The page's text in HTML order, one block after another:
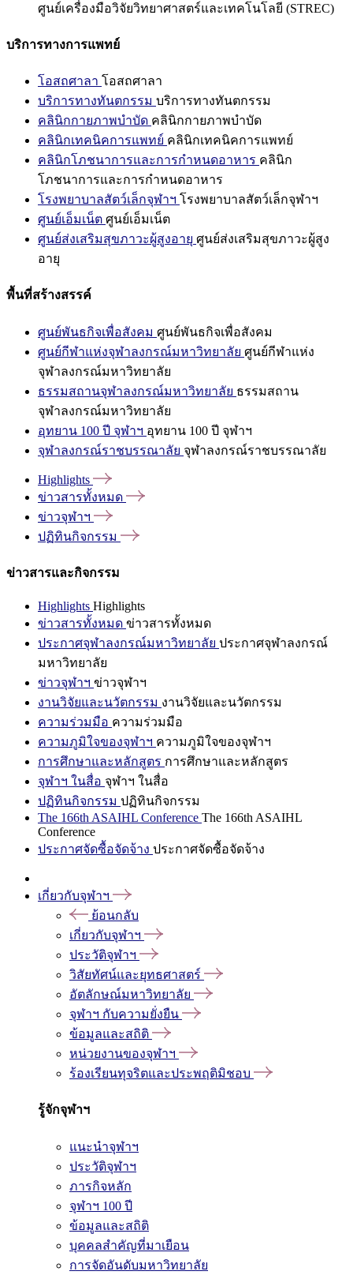
ศูนย์เครื่องมือวิจัยวิทยาศาสตร์และเทคโนโลยี (STREC)
บริการทางการแพทย์
โอสถศาลา โอสถศาลา
บริการทางทันตกรรม บริการทางทันตกรรม
คลินิกกายภาพบำบัด คลินิกกายภาพบำบัด
คลินิกเทคนิคการแพทย์ คลินิกเทคนิคการแพทย์
คลินิกโภชนาการและการกำหนดอาหาร คลินิก
โภชนาการและการกำหนดอาหาร
โรงพยาบาลสัตว์เล็กจุฬาฯ โรงพยาบาลสัตว์เล็กจุฬาฯ
ศูนย์เอ็มเน็ต ศูนย์เอ็มเน็ต
ศูนย์ส่งเสริมสุขภาวะผู้สูงอายุ ศูนย์ส่งเสริมสุขภาวะผู้สูง
อายุ
พื้นที่สร้างสรรค์
ศูนย์พันธกิจเพื่อสังคม ศูนย์พันธกิจเพื่อสังคม
ศูนย์กีฬาแห่งจุฬาลงกรณ์มหาวิทยาลัย ศูนย์กีฬาแห่ง
จุฬาลงกรณ์มหาวิทยาลัย
ธรรมสถานจุฬาลงกรณ์มหาวิทยาลัย ธรรมสถาน
จุฬาลงกรณ์มหาวิทยาลัย
อุทยาน 100 ปี จุฬาฯ อุทยาน 100 ปี จุฬาฯ
จุฬาลงกรณ์ราชบรรณาลัย จุฬาลงกรณ์ราชบรรณาลัย
Highlights
ข่าวสารทั้งหมด
ข่าวจุฬาฯ
ปฏิทินกิจกรรม
ข่าวสารและกิจกรรม
Highlights Highlights
ข่าวสารทั้งหมด ข่าวสารทั้งหมด
ประกาศจุฬาลงกรณ์มหาวิทยาลัย ประกาศจุฬาลงกรณ์
มหาวิทยาลัย
ข่าวจุฬาฯ ข่าวจุฬาฯ
งานวิจัยและนวัตกรรม งานวิจัยและนวัตกรรม
ความร่วมมือ ความร่วมมือ
ความภูมิใจของจุฬาฯ ความภูมิใจของจุฬาฯ
การศึกษาและหลักสูตร การศึกษาและหลักสูตร
จุฬาฯ ในสื่อ จุฬาฯ ในสื่อ
ปฏิทินกิจกรรม ปฏิทินกิจกรรม
The 166th ASAIHL Conference The 166th ASAIHL
Conference
ประกาศจัดซื้อจัดจ้าง ประกาศจัดซื้อจัดจ้าง
เกี่ยวกับจุฬาฯ
ย้อนกลับ
เกี่ยวกับจุฬาฯ
ประวัติจุฬาฯ
วิสัยทัศน์และยุทธศาสตร์
อัตลักษณ์มหาวิทยาลัย
จุฬาฯ กับความยั่งยืน
ข้อมูลและสถิติ
หน่วยงานของจุฬาฯ
ร้องเรียนทุจริตและประพฤติมิชอบ
รู้จักจุฬาฯ
แนะนำจุฬาฯ
ประวัติจุฬาฯ
ภารกิจหลัก
จุฬาฯ 100 ปี
ข้อมูลและสถิติ
บุคคลสำคัญที่มาเยือน
การจัดอันดับมหาวิทยาลัย